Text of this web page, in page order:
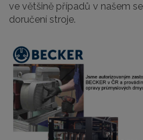
ve většině případů v našem
doručení stroje.